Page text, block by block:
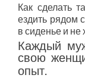
Как сделать
ездить рядом
в сиденье и не
Каждый
свою
опыт.